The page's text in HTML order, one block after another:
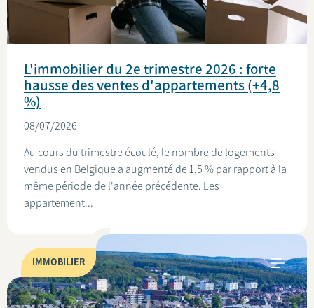
L'immobilier du 2e trimestre 2026 : forte
hausse des ventes d'appartements (+4,8
%)
08/07/2026
Au cours du trimestre écoulé, le nombre de logements
vendus en Belgique a augmenté de 1,5 % par rapport à la
même période de l'année précédente. Les
appartement...
IMMOBILIER